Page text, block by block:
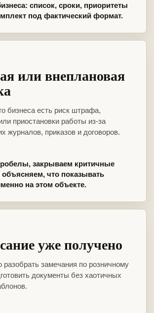
список, сроки, приоритеты
под фактический формат.
или внеплановая
бизнеса есть риск штрафа,
приостановки работы из-за
журналов, приказов и договоров.
закрываем критичные
что показывать
на этом объекте.
уже получено
замечания по розничному
документы без хаотичных